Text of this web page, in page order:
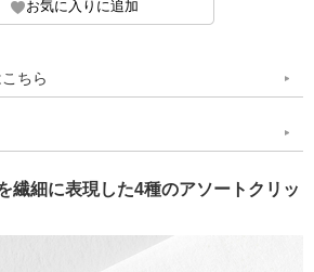
ちら
繊細に表現した4種のアソートクリッ